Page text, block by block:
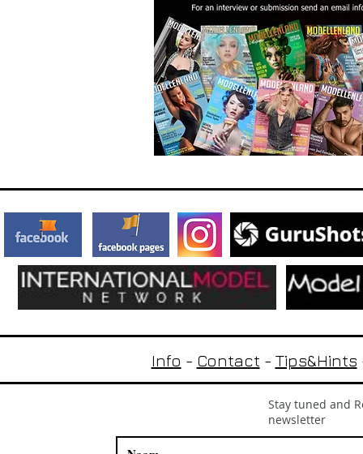
Info - Contact - Tips&Hints
Stay tuned and
newsletter